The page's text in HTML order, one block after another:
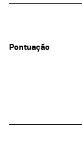
Pontuação